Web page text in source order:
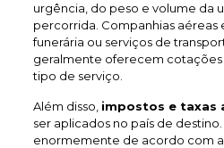
urgência, do peso e volume da
percorrida. Companhias aéreas
funerária ou serviços de
geralmente oferecem cotações
tipo de serviço.
Além disso, impostos e taxas
ser aplicados no país de
enormemente de acordo com